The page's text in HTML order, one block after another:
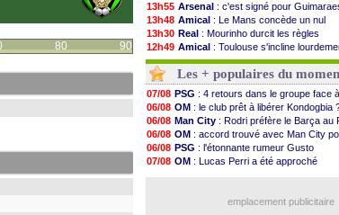
80 90
13h55 Arsenal : c'est signé pour
13h48 Amical : Le Mans concède un nul
13h30 Real : Mourinho durcit les règles
12h49 Amical : Toulouse s'incline
12h22 OM: Benatia et la "médiocrité" dans
12h00
Newcastle: Guimarães, le club se
11h46 L2: la 1ère journée à suivre en
11h20
PSG : une deuxième offre pour
10h49
PSG: le groupe pour le match face à
10h32
OM : le jour où tout a basculé pour
10h10
Heracles: Reine-Adélaïde, le sort
09h49
Monaco: Mawissa a gravement
09h35
OM : accord avec la Real Sociedad
: le groupe pour défier le
Les + populaires du
07/08 PSG : 4 retours dans le groupe face
06/08 OM : le club prêt à libérer Kondogbia
06/08 Man City : Rodri préfère le Barça au
06/08 OM : accord trouvé avec Man City
06/08 PSG : l'étonnante rumeur Gusto
07/08 OM : Lucas Perri a été approché
emplacement publicitaire